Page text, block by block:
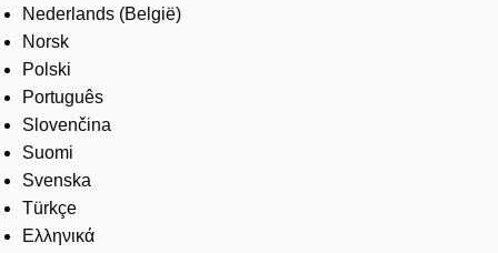
Nederlands (België)
Norsk
Polski
Português
Slovenčina
Suomi
Svenska
Türkçe
Ελληνικά